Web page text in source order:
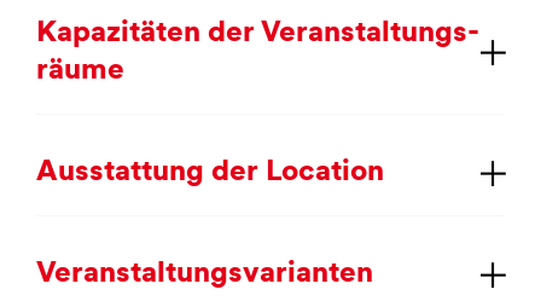
Ka­pa­zi­tä­ten der Ver­an­stal­tungs­
räu­me
Aus­stat­tung der Lo­ca­ti­on
Ver­an­stal­tungs­va­ri­an­ten